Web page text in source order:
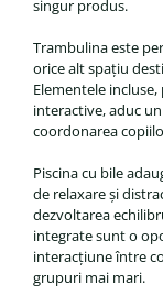
singur produs.
Trambulina este
orice alt spațiu
Elementele
interactive, aduc
coordonarea
Piscina cu bile
de relaxare și
dezvoltarea
integrate sunt o
interacțiune între
grupuri mai mari.